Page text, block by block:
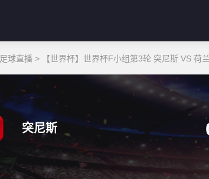
足球直播 > 【世界杯】世界杯F小组第3轮 突尼斯 VS 荷兰
突尼斯